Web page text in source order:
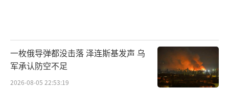
一枚俄导弹都没击落 泽连斯基发声 乌
军承认防空不足
2026-08-05 22:53:19